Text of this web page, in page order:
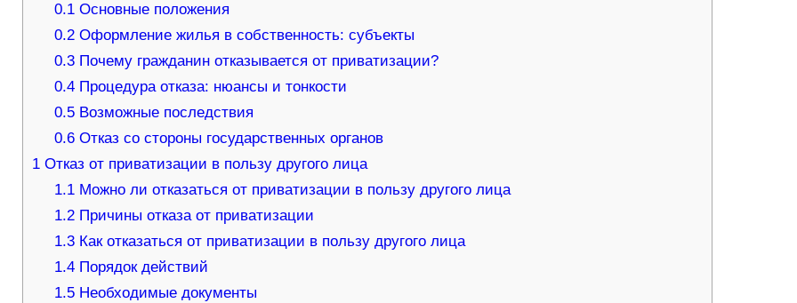
0.1 Основные положения
0.2 Оформление жилья в собственность: субъекты
0.3 Почему гражданин отказывается от приватизации?
0.4 Процедура отказа: нюансы и тонкости
0.5 Возможные последствия
0.6 Отказ со стороны государственных органов
1Отказ от приватизации в пользу другого лица
1.1 Можно ли отказаться от приватизации в пользу другого лица
1.2 Причины отказа от приватизации
1.3 Как отказаться от приватизации в пользу другого лица
1.4 Порядок действий
1.5 Необходимые документы